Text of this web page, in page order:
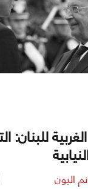
للبنان:
البون